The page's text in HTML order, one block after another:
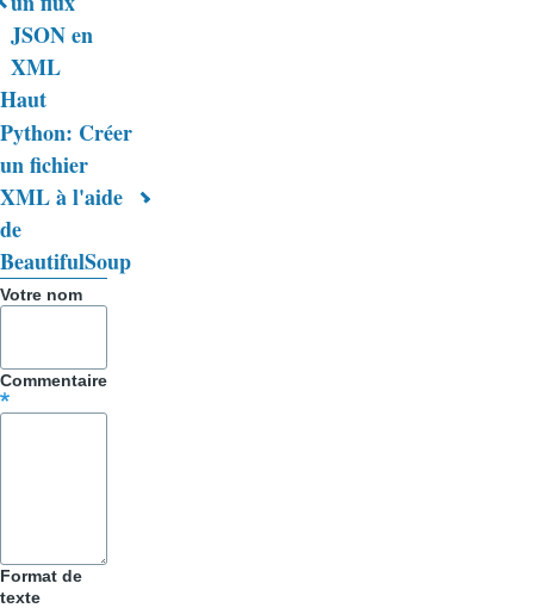
transversaux
de
livre
pour
Trucs
&
Astuces
JSON en
XML
Haut
Python: Créer
un fichier
XML à l'aide
de
BeautifulSoup
Votre nom
Commentaire
Format de
texte